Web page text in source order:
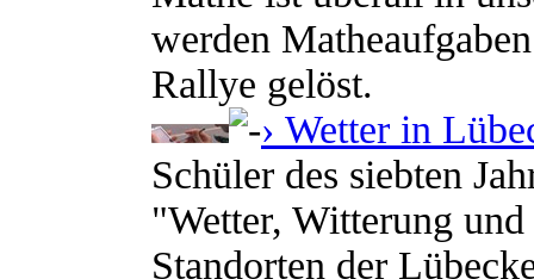
werden
Rallye gelöst.
› Wetter in
Schüler des siebten
"Wetter, Witterung
Standorten der